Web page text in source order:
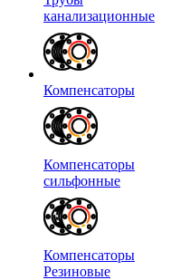
канализационные
Компенсаторы
Компенсаторы
сильфонные
Компенсаторы
Резиновые